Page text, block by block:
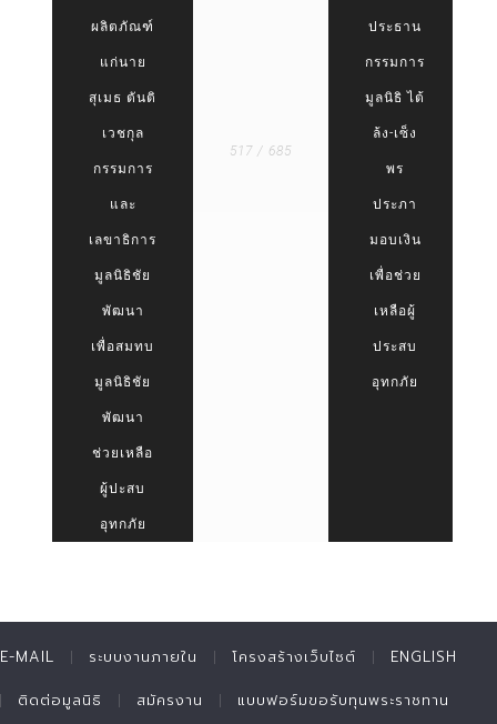
ผลิตภัณฑ์
แก่นาย
สุเมธ ตันติ
เวชกุล
กรรมการ
และ
เลขาธิการ
มูลนิธิชัย
พัฒนา
เพื่อสมทบ
มูลนิธิชัย
พัฒนา
ช่วยเหลือ
ผู้ปะสบ
อุทกภัย
517 / 685
ประธาน
กรรมการ
มูลนิธิ ไต้
ล้ง-เซ็ง
พร
ประภา
มอบเงิน
เพื่อช่วย
เหลือผู้
ประสบ
อุทกภัย
E-MAIL ระบบงานภายใน โครงสร้างเว็บไซต์ ENGLISH
ติดต่อมูลนิธิ สมัครงาน แบบฟอร์มขอรับทุนพระราชทาน